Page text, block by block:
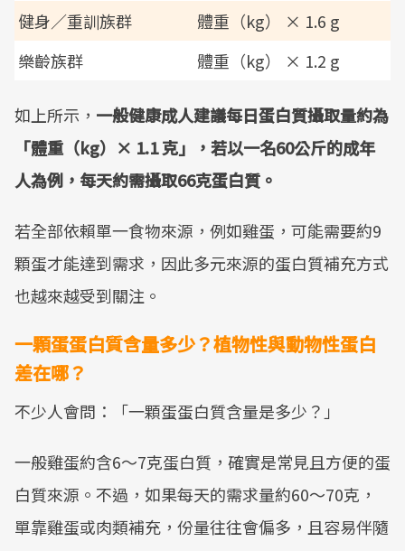
健身／重訓族群
體重（kg） × 1.6 g
樂齡族群
體重（kg） × 1.2 g
如上所示， 一般健康成人建議每日蛋白質攝取量約為
「體重（kg）× 1.1 克」，若以一名60公斤的成年
人為例，每天約需攝取66克蛋白質。
若全部依賴單一食物來源，例如雞蛋，可能需要約9
顆蛋才能達到需求，因此多元來源的蛋白質補充方式
也越來越受到關注。
一顆蛋蛋白質含量多少？植物性與動物性蛋白
差在哪？
不少人會問：「一顆蛋蛋白質含量是多少？」
一般雞蛋約含6～7克蛋白質，確實是常見且方便的蛋
白質來源。不過，如果每天的需求量約60～70克，
單靠雞蛋或肉類補充，份量往往會偏多，且容易伴隨